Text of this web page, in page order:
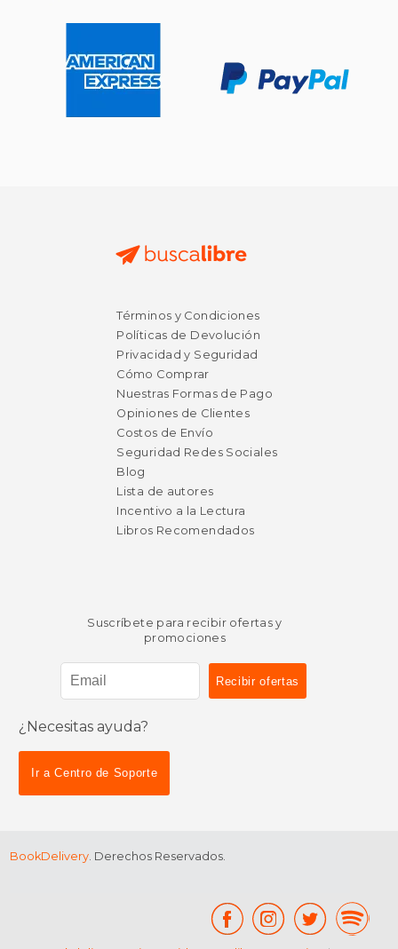
Términos y Condiciones
Políticas de Devolución
Privacidad y Seguridad
Cómo Comprar
Nuestras Formas de Pago
Opiniones de Clientes
Costos de Envío
Seguridad Redes Sociales
Blog
Lista de autores
Incentivo a la Lectura
Libros Recomendados
Suscríbete para recibir ofertas y
promociones
¿Necesitas ayuda?
Ir a Centro de Soporte
BookDelivery . Derechos Reservados.